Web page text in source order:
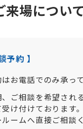
来場について
予約 】
お電話でのみ承っ
、ご相談を希望され
け付けております
ームへ直接ご相談